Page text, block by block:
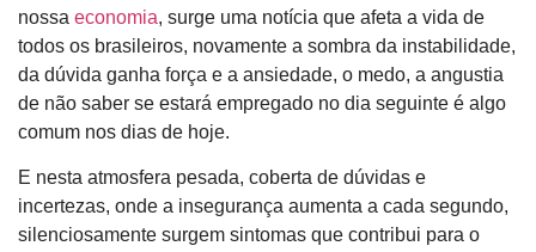
nossa economia, surge uma notícia que afeta a vida de
todos os brasileiros, novamente a sombra da instabilidade,
da dúvida ganha força e a ansiedade, o medo, a angustia
de não saber se estará empregado no dia seguinte é algo
comum nos dias de hoje.
E nesta atmosfera pesada, coberta de dúvidas e
incertezas, onde a insegurança aumenta a cada segundo,
silenciosamente surgem sintomas que contribui para o